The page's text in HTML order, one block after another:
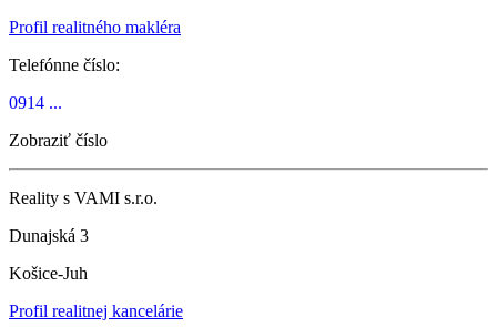
Profil realitného makléra
Telefónne číslo:
0914 ...
Zobraziť číslo
Reality s VAMI s.r.o.
Dunajská 3
Košice-Juh
Profil realitnej kancelárie